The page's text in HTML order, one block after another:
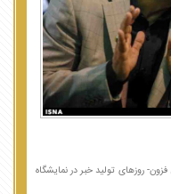
روزهای تولید خبر در نمایشگاه